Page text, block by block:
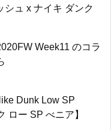
シュ x ナイキ ダンク
Week11 のコラ
Dunk Low SP
ロー SP べニア】